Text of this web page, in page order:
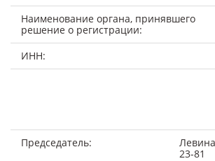
Наименование органа, принявшего
решение о регистрации:
ИНН:
Председатель:
23-81